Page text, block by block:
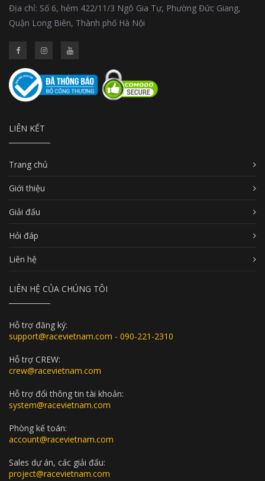
Địa chỉ: Số 6, hẻm 422/11/3 Ngô Gia Tự, Phường Đức Giang,
Quận Long Biên, Thành phố Hà Nội
LIÊN KẾT
Trang chủ
Giới thiệu
Giải đấu
Hỏi đáp
Liên hệ
LIÊN HỆ CỦA CHÚNG TÔI
Hỗ trợ đăng ký:
support@racevietnam.com - 090-221-2310
Hỗ trợ CREW:
crew@racevietnam.com
Hỗ trợ đổi thông tin tài khoản:
system@racevietnam.com
Phòng kế toán:
account@racevietnam.com
Sales dự án, các giải đấu:
project@racevietnam.com